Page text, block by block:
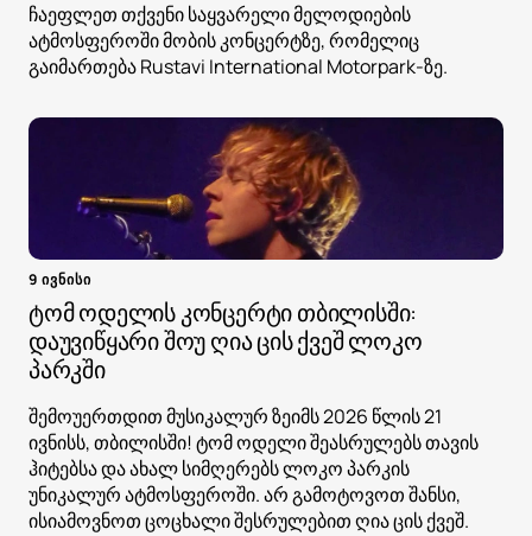
ჩაეფლეთ თქვენი საყვარელი მელოდიების
ატმოსფეროში მობის კონცერტზე, რომელიც
გაიმართება Rustavi International Motorpark-ზე.
9 ივნისი
ტომ ოდელის კონცერტი თბილისში:
დაუვიწყარი შოუ ღია ცის ქვეშ ლოკო
პარკში
შემოუერთდით მუსიკალურ ზეიმს 2026 წლის 21
ივნისს, თბილისში! ტომ ოდელი შეასრულებს თავის
ჰიტებსა და ახალ სიმღერებს ლოკო პარკის
უნიკალურ ატმოსფეროში. არ გამოტოვოთ შანსი,
ისიამოვნოთ ცოცხალი შესრულებით ღია ცის ქვეშ.